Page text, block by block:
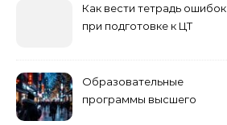
Как вести тетрадь ошибок
при подготовке к ЦТ
Образовательные
программы высшего